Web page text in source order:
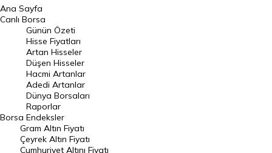
BIST 100 Hisseleri
En Çok Artan Hisseler
En Çok Düşen Hisseler
Hacmi Artanlar
Geçmiş Kapanışlar
Dünya Borsaları
Raporlar
Endeksler
Ana Sayfa
Canlı Borsa
Borsa
Günün Özeti
Hisse Fiyatları
Artan Hisseler
Düşen Hisseler
Hacmi Artanlar
Adedi Artanlar
Dünya Borsaları
Raporlar
Endeksler
Gram Altın Fiyatı
Çeyrek Altın Fiyatı
Cumhuriyet Altını Fiyatı